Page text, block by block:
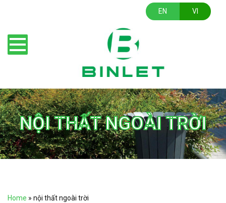
EN VI
NỘI THẤT NGOÀI TRỜI
Home » nội thất ngoài trời